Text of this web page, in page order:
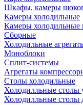
Шкафы, камеры
Камеры холодильные
Камеры холодильные
Сборные
Холодильные
Моноблоки
Сплит-системы
Агрегаты
Столы холодильные
Холодилльные столы
Холодилльные столы